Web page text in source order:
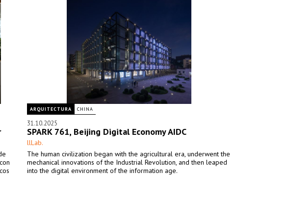
ARQUITECTURA CHINA
31.10.2025
SPARK 761, Beijing Digital Economy AIDC
llLab.
The human civilization began with the agricultural era, underwent the
mechanical innovations of the Industrial Revolution, and then leaped
into the digital environment of the information age.